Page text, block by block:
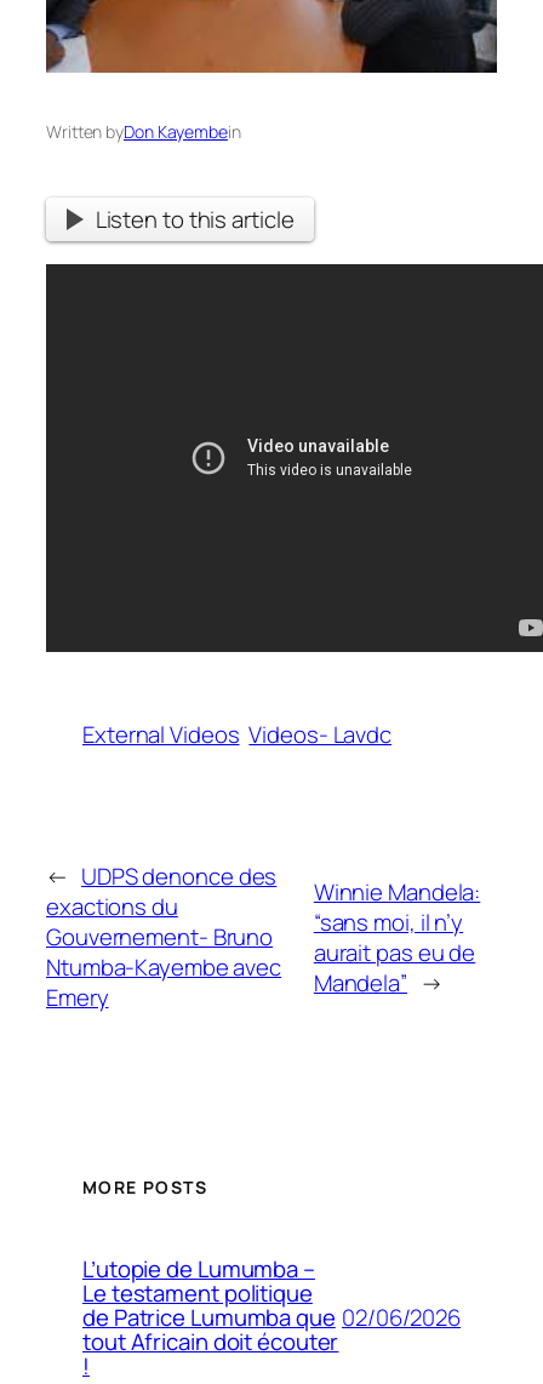
Written byDon Kayembein
Listen to this article
External Videos Videos- Lavdc
← UDPS denonce des
exactions du
Gouvernement- Bruno
Ntumba-Kayembe avec
Emery
Winnie Mandela:
“sans moi, il n’y
aurait pas eu de
Mandela” →
MORE POSTS
L’utopie de Lumumba –
Le testament politique
de Patrice Lumumba que
tout Africain doit écouter
!
02/06/2026